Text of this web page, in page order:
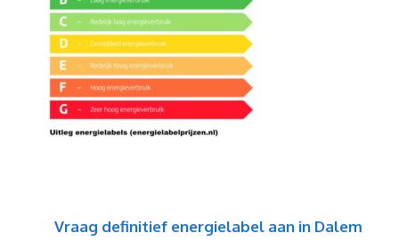
Vraag definitief energielabel aan in Dalem